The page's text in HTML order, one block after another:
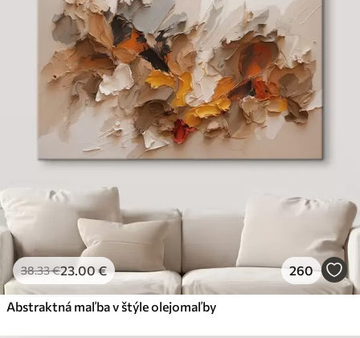
38.33€23.00€ 260
Abstraktná maľba v štýle olejomaľby